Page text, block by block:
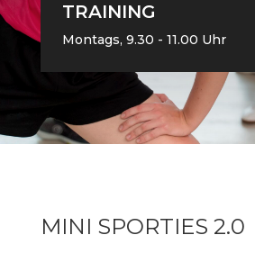
TRAINING
Montags, 9.30 - 11.00 Uhr
MINI SPORTIES 2.0